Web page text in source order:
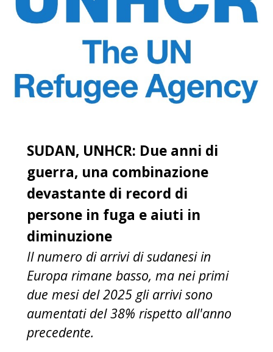
SUDAN, UNHCR: Due anni di
guerra, una combinazione
devastante di record di
persone in fuga e aiuti in
diminuzione
Il numero di arrivi di sudanesi in
Europa rimane basso, ma nei primi
due mesi del 2025 gli arrivi sono
aumentati del 38% rispetto all'anno
precedente.